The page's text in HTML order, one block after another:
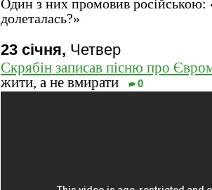
Один з них промовив російською:
долеталась?»
23 січня, Четвер
Скрябін записав пісню про
жити, а не вмирати
0